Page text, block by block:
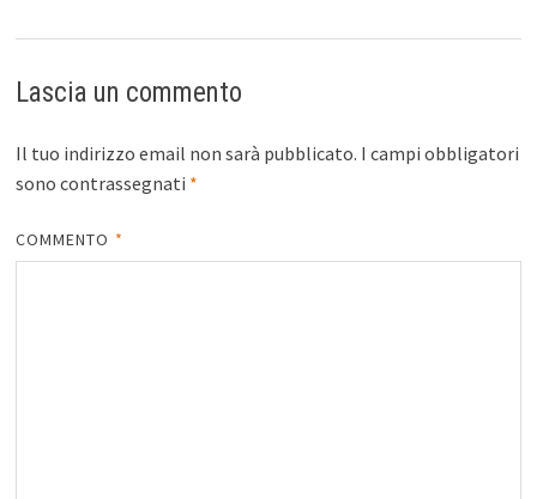
Lascia un commento
Il tuo indirizzo email non sarà pubblicato. I campi obbligatori
sono contrassegnati *
COMMENTO *